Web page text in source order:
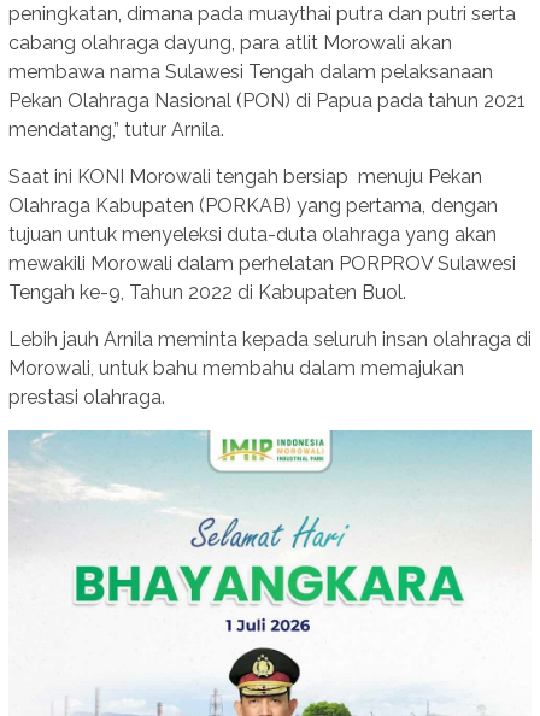
peningkatan, dimana pada muaythai putra dan putri serta
cabang olahraga dayung, para atlit Morowali akan
membawa nama Sulawesi Tengah dalam pelaksanaan
Pekan Olahraga Nasional (PON) di Papua pada tahun 2021
mendatang,” tutur Arnila.
Saat ini KONI Morowali tengah bersiap menuju Pekan
Olahraga Kabupaten (PORKAB) yang pertama, dengan
tujuan untuk menyeleksi duta-duta olahraga yang akan
mewakili Morowali dalam perhelatan PORPROV Sulawesi
Tengah ke-9, Tahun 2022 di Kabupaten Buol.
Lebih jauh Arnila meminta kepada seluruh insan olahraga di
Morowali, untuk bahu membahu dalam memajukan
prestasi olahraga.